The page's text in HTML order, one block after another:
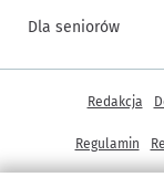
Dla seniorów
Inne
Redakcja
Regulamin